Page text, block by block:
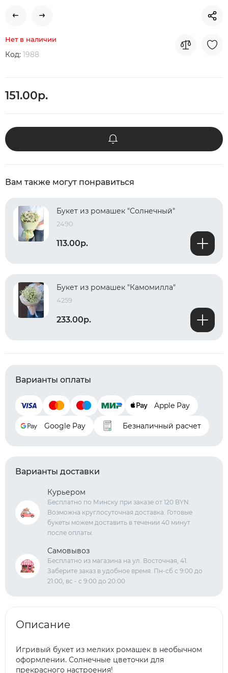
Нет в наличии
Код: 1988
151.00р.
Вам также могут понравиться
Букет из ромашек "Солнечный"
2490
113.00р.
Букет из ромашек "Камомилла"
4259
233.00р.
Варианты оплаты
Apple Pay
Google Pay Безналичный расчет
Варианты доставки
Курьером
Бесплатно по Минску при заказе от 120 BYN.
Возможна круглосуточная доставка. Готовые
букеты можем доставить в течении 40 минут
после оплаты.
Самовывоз
Бесплатно из магазина на ул. Восточная, 41.
Заберите заказ в удобное время. Пн-сб с 9:00 до
21:00, вс - с 9:00 до 20:00
Описание
Игривый букет из мелких ромашек в необычном
оформлении. Солнечные цветочки для
прекрасного настроения!